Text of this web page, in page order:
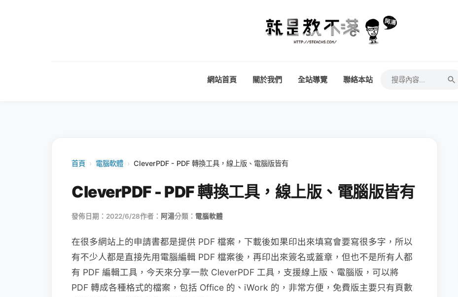
網站首頁 關於我們 全站導覽 聯絡本站
首頁 › 電腦軟體 › CleverPDF - PDF 轉換工具，線上版、電腦版皆有
CleverPDF - PDF 轉換工具，線上版、電腦版皆有
發佈日期：2022/6/28作者： 阿湯分類： 電腦軟體
在很多網站上的申請書都是提供 PDF 檔案，下載後如果印出來填寫會要寫很多字，所以
有不少人都是直接先用電腦編輯 PDF 檔案後，再印出來簽名或蓋章，但也不是所有人都
有 PDF 編輯工具，今天來分享一款 CleverPDF 工具，支援線上版、電腦版，可以將
PDF 轉成各種格式的檔案，包括 Office 的、iWork 的，非常方便，免費版主要只有頁數